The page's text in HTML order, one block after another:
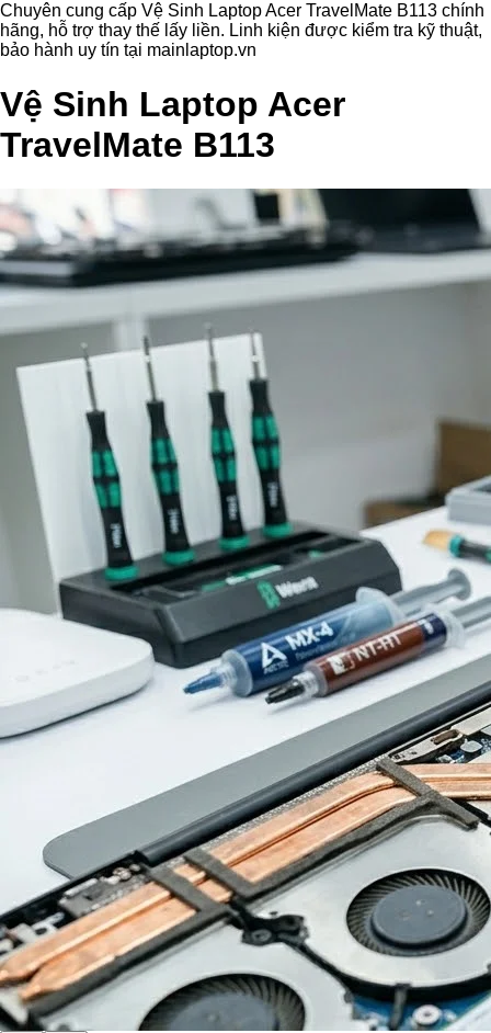
Chuyên cung cấp Vệ Sinh Laptop Acer TravelMate B113 chính
hãng, hỗ trợ thay thế lấy liền. Linh kiện được kiểm tra kỹ thuật,
bảo hành uy tín tại mainlaptop.vn
Vệ Sinh Laptop Acer
TravelMate B113